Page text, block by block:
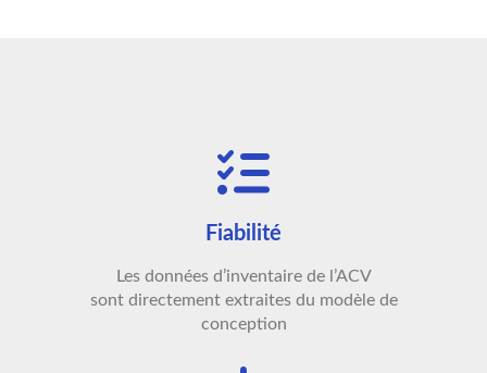
Fiabilité
Les données d’inventaire de l’ACV
sont directement extraites du modèle de
conception